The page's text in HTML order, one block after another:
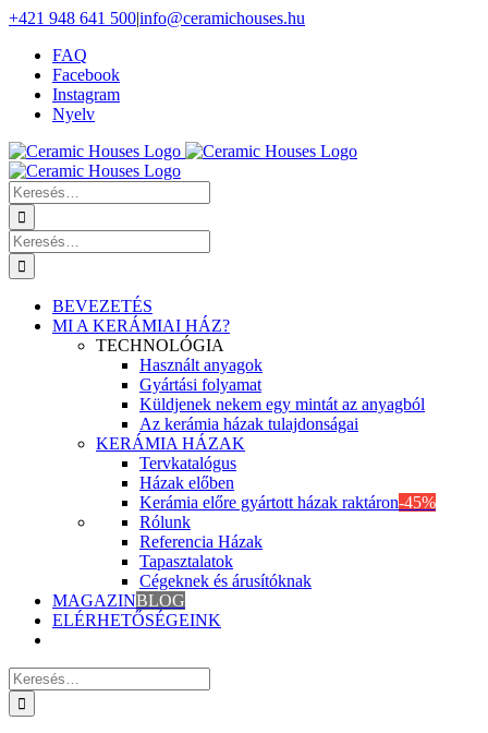
Skip
content
+421 948 641 500|info@ceramichouses.hu
FAQ
Facebook
Instagram
Nyelv
Keresés
erre:
Keresés
erre:
BEVEZETÉS
MI A KERÁMIAI HÁZ?
TECHNOLÓGIA
Használt anyagok
Gyártási folyamat
Küldjenek nekem egy mintát az anyagból
Az kerámia házak tulajdonságai
KERÁMIA HÁZAK
Tervkatalógus
Házak előben
Kerámia előre gyártott házak raktáron-45%
Rólunk
Referencia Házak
Tapasztalatok
Cégeknek és árusítóknak
MAGAZINBLOG
ELÉRHETŐSÉGEINK
Keresés
erre: